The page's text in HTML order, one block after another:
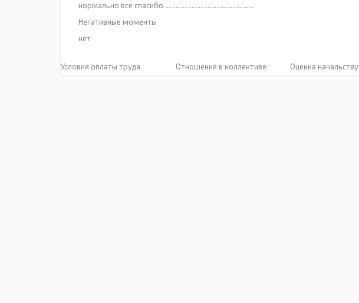
нормально все спасибо...................................................
Негативные моменты
нет
Условия оплаты труда Отношения в коллективе Оценка начальству